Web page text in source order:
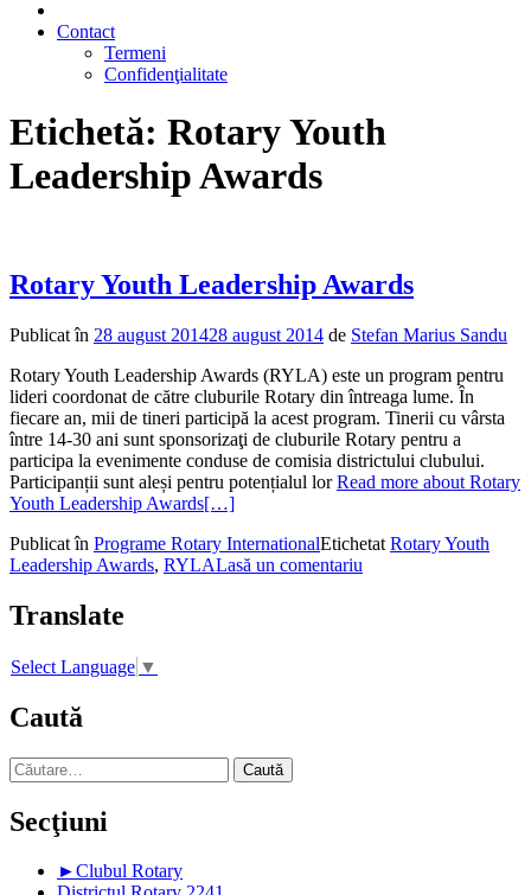
Contact
Termeni
Confidenţialitate
Etichetă: Rotary Youth
Leadership Awards
Rotary Youth Leadership Awards
Publicat în 28 august 201428 august 2014 de Stefan Marius Sandu
Rotary Youth Leadership Awards (RYLA) este un program pentru
lideri coordonat de către cluburile Rotary din întreaga lume. În
fiecare an, mii de tineri participă la acest program. Tinerii cu vârsta
între 14-30 ani sunt sponsorizaţi de cluburile Rotary pentru a
participa la evenimente conduse de comisia districtului clubului.
Participanții sunt aleși pentru potențialul lorRead more about Rotary
Youth Leadership Awards[…]
Publicat în Programe Rotary InternationalEtichetat Rotary Youth
Leadership Awards, RYLALasă un comentariu
Translate
Select Language ▼
Caută
Caută
după:
Secţiuni
►Clubul Rotary